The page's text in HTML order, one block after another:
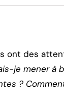
ont des
je mener à
?